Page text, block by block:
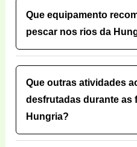
Que equipamento
pescar nos rios da
Que outras atividades
desfrutadas durante as
Hungria?